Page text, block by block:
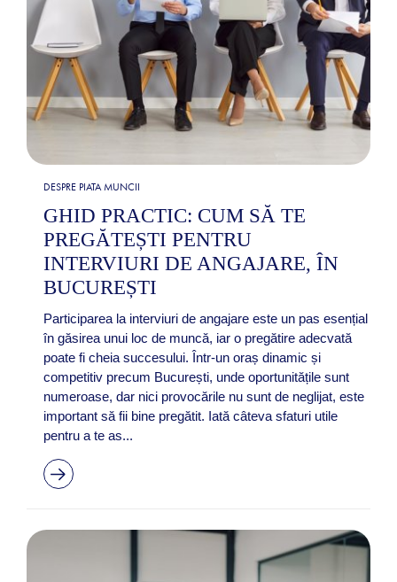
DESPRE PIATA MUNCII
GHID PRACTIC: CUM SĂ TE
PREGĂTEȘTI PENTRU
INTERVIURI DE ANGAJARE, ÎN
BUCUREȘTI
Participarea la interviuri de angajare este un pas esențial
în găsirea unui loc de muncă, iar o pregătire adecvată
poate fi cheia succesului. Într-un oraș dinamic și
competitiv precum București, unde oportunitățile sunt
numeroase, dar nici provocările nu sunt de neglijat, este
important să fii bine pregătit. Iată câteva sfaturi utile
pentru a te as...